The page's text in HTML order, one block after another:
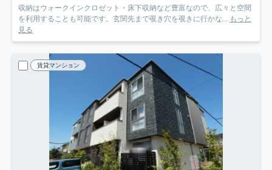
収納はウォークインクロゼット・床下収納など豊富なので、広々と空間
を利用することも可能です。玄関先まで覗き穴を覗きに行かな... もっと
見る
賃貸マンション